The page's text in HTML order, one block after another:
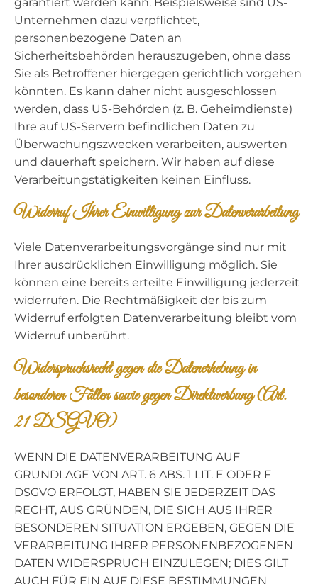
Unternehmen dazu verpflichtet,
personenbezogene Daten an
Sicherheitsbehörden herauszugeben, ohne dass
Sie als Betroffener hiergegen gerichtlich vorgehen
könnten. Es kann daher nicht ausgeschlossen
werden, dass US-Behörden (z. B. Geheimdienste)
Ihre auf US-Servern befindlichen Daten zu
Überwachungszwecken verarbeiten, auswerten
und dauerhaft speichern. Wir haben auf diese
Verarbeitungstätigkeiten keinen Einfluss.
Widerruf Ihrer Einwilligung zur Datenverarbeitung
Viele Datenverarbeitungsvorgänge sind nur mit
Ihrer ausdrücklichen Einwilligung möglich. Sie
können eine bereits erteilte Einwilligung jederzeit
widerrufen. Die Rechtmäßigkeit der bis zum
Widerruf erfolgten Datenverarbeitung bleibt vom
Widerruf unberührt.
Widerspruchsrecht gegen die Datenerhebung in
besonderen Fällen sowie gegen Direktwerbung (Art.
21 DSGVO)
WENN DIE DATENVERARBEITUNG AUF
GRUNDLAGE VON ART. 6 ABS. 1 LIT. E ODER F
DSGVO ERFOLGT, HABEN SIE JEDERZEIT DAS
RECHT, AUS GRÜNDEN, DIE SICH AUS IHRER
BESONDEREN SITUATION ERGEBEN, GEGEN DIE
VERARBEITUNG IHRER PERSONENBEZOGENEN
DATEN WIDERSPRUCH EINZULEGEN; DIES GILT
AUCH FÜR EIN AUF DIESE BESTIMMUNGEN